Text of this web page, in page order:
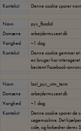
Kontekst
Denne cookie sporer
Navn
pys_fbadid
Domæne
arbejdermuseet.dk
Varighed
~1 dag
Kontekst
Denne cookie gemmer
en bruger har interageret
bestemt Facebook-
Navn
last_pys_utm_term
Domæne
arbejdermuseet.dk
Varighed
~1 dag
Kontekst
Denne cookie sporer de
søgemaskine. Det
side, og forbedrer deres